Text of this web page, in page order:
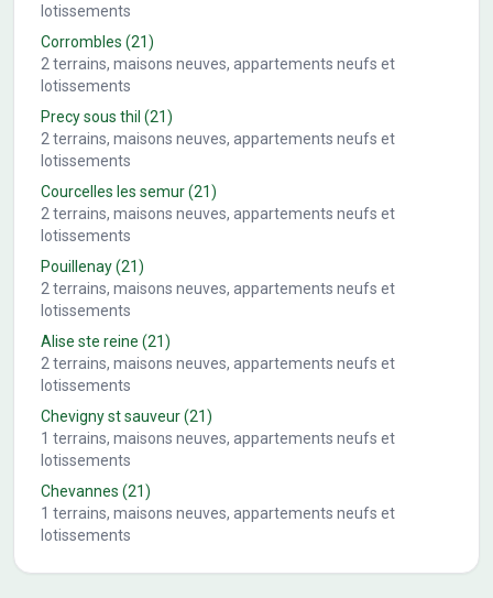
lotissements
Corrombles (21)
2terrains, maisons neuves, appartements neufs et
lotissements
Precy sous thil (21)
2terrains, maisons neuves, appartements neufs et
lotissements
Courcelles les semur(21)
2terrains, maisons neuves, appartements neufs et
lotissements
Pouillenay(21)
2terrains, maisons neuves, appartements neufs et
lotissements
Alise ste reine (21)
2terrains, maisons neuves, appartements neufs et
lotissements
Chevigny st sauveur(21)
1 terrains, maisons neuves, appartements neufs et
lotissements
Chevannes (21)
1 terrains, maisons neuves, appartements neufs et
lotissements